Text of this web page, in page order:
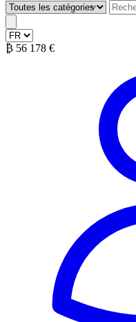
₿ 56 178 €